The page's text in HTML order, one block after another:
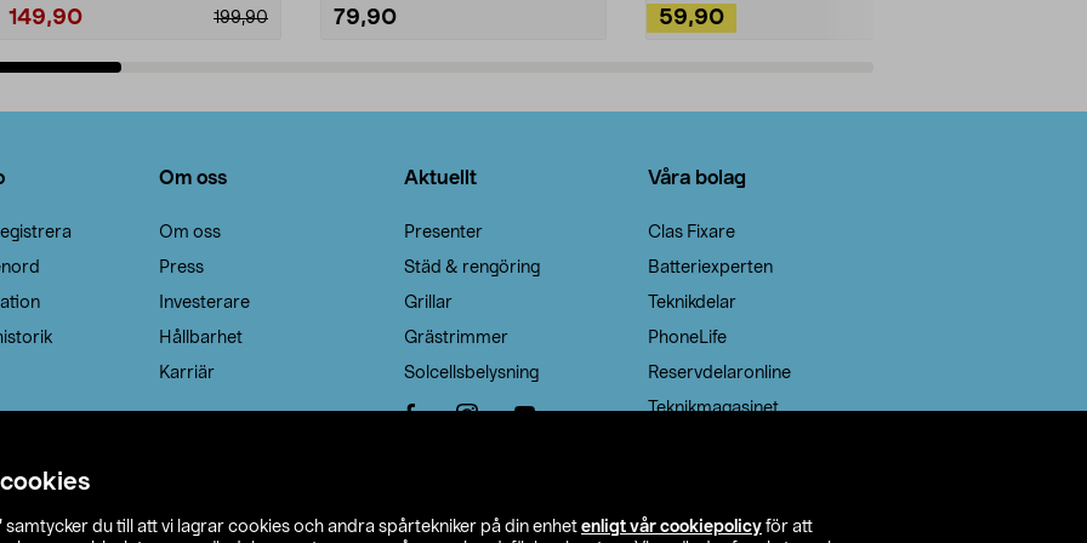
samtycker du till att vi lagrar cookies och andra spårtekniker på din enhet enligt vår cookiepolicy för att
199,90
149,90 79,90 59,90
Om oss
Om oss
Press
Investerare
Hållbarhet
Karriär
Aktuellt
Presenter
Städ & rengöring
Grillar
Grästrimmer
Solcellsbelysning
Våra bolag
Clas Fixare
Batteriexperten
Teknikdelar
PhoneLife
Reservdelaronline
Teknikmagasinet